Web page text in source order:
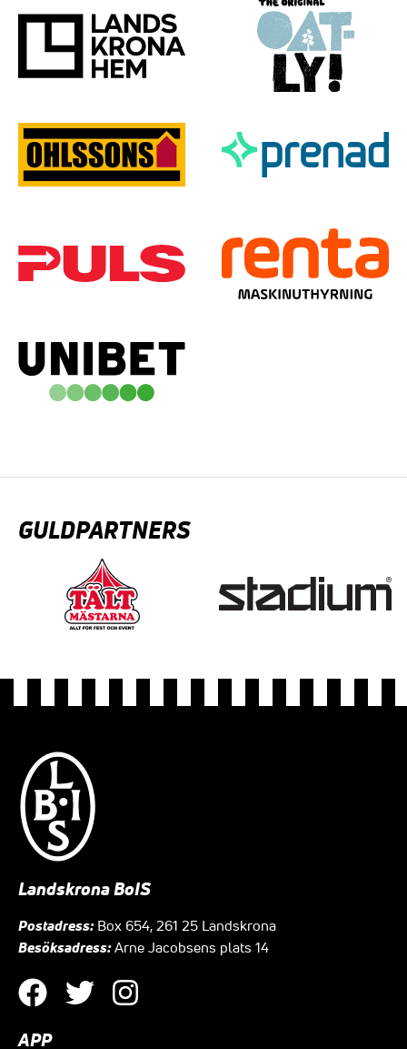
GULDPARTNERS
Landskrona BoIS
Postadress: Box 654, 261 25 Landskrona
Besöksadress: Arne Jacobsens plats 14
APP